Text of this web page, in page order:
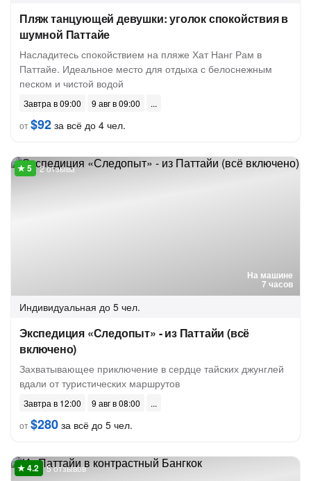
Пляж танцующей девушки: уголок спокойствия в
шумной Паттайе
Насладитесь спокойствием на пляже Хат Нанг Рам в
Паттайе. Идеальное место для отдыха с белоснежным
песком и чистой водой
Завтра в 09:00
9 авг в 09:00
от$92 за всё до 4 чел.
На машине
7 часов
2 отзыва
Индивидуальная до 5 чел.
Экспедиция «Следопыт» - из Паттайи (всё
включено)
Захватывающее приключение в сердце тайских джунглей
вдали от туристических маршрутов
Завтра в 12:00
9 авг в 08:00
от$280 за всё до 5 чел.
5 отзывов